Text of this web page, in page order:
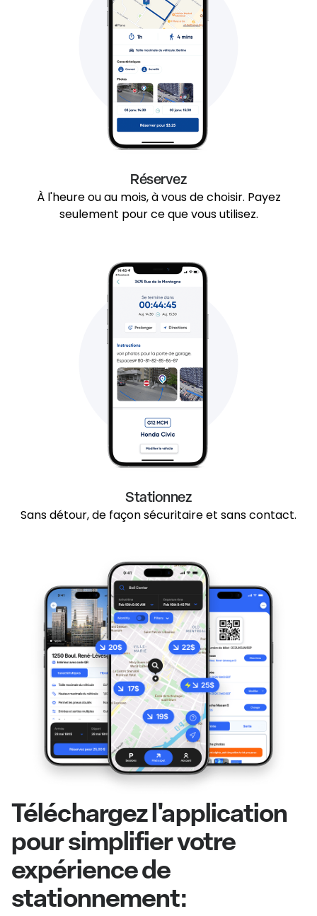
Réservez
À l'heure ou au mois, à vous de choisir. Payez
seulement pour ce que vous utilisez.
Stationnez
Sans détour, de façon sécuritaire et sans contact.
Téléchargez l'application
pour simplifier votre
expérience de
stationnement: